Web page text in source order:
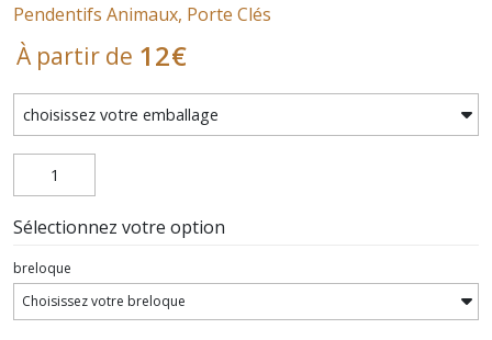
Pendentifs Animaux, Porte Clés
À partir de 12€
Sélectionnez votre option
breloque